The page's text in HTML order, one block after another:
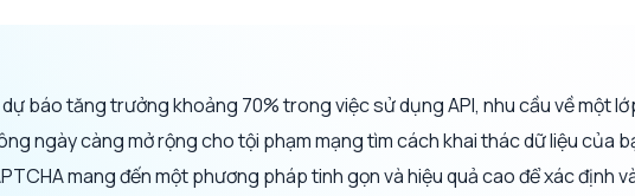
báo tăng trưởng khoảng 70% trong việc sử dụng API, nhu cầu về một
ngày càng mở rộng cho tội phạm mạng tìm cách khai thác dữ liệu
mang đến một phương pháp tinh gọn và hiệu quả cao để xác